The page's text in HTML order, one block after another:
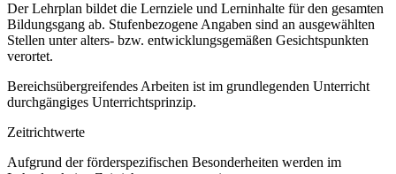
Der Lehrplan bildet die Lernziele und Lerninhalte für den gesamten
Bildungsgang ab. Stufenbezogene Angaben sind an ausgewählten
Stellen unter alters- bzw. entwicklungsgemäßen Gesichtspunkten
verortet.
Bereichsübergreifendes Arbeiten ist im grundlegenden Unterricht
durchgängiges Unterrichtsprinzip.
Zeitrichtwerte
Aufgrund der förderspezifischen Besonderheiten werden im